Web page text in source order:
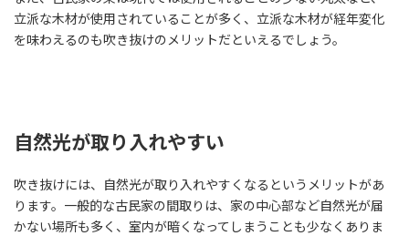
立派な木材が使用されていることが多く、立派な木材が経年変化
を味わえるのも吹き抜けのメリットだといえるでしょう。
自然光が取り入れやすい
吹き抜けには、自然光が取り入れやすくなるというメリットがあ
ります。一般的な古民家の間取りは、家の中心部など自然光が届
かない場所も多く、室内が暗くなってしまうことも少なくありま